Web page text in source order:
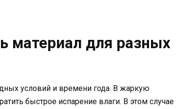
материал для разных
условий и времени года. В жаркую
быстрое испарение влаги. В этом случае